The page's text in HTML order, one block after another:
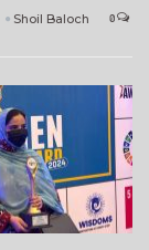
Shoil Baloch